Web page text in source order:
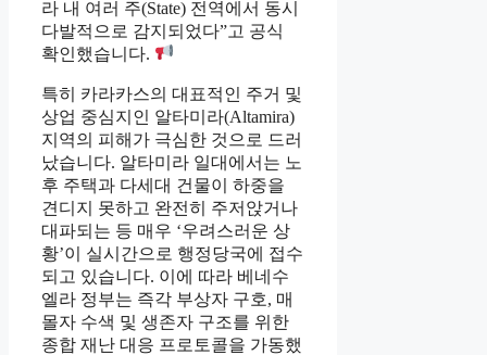
라 내 여러 주(State) 전역에서 동시
다발적으로 감지되었다”고 공식
확인했습니다.
특히 카라카스의 대표적인 주거 및
상업 중심지인 알타미라(Altamira)
지역의 피해가 극심한 것으로 드러
났습니다. 알타미라 일대에서는 노
후 주택과 다세대 건물이 하중을
견디지 못하고 완전히 주저앉거나
대파되는 등 매우 ‘우려스러운 상
황’이 실시간으로 행정당국에 접수
되고 있습니다. 이에 따라 베네수
엘라 정부는 즉각 부상자 구호, 매
몰자 수색 및 생존자 구조를 위한
종합 재난 대응 프로토콜을 가동했